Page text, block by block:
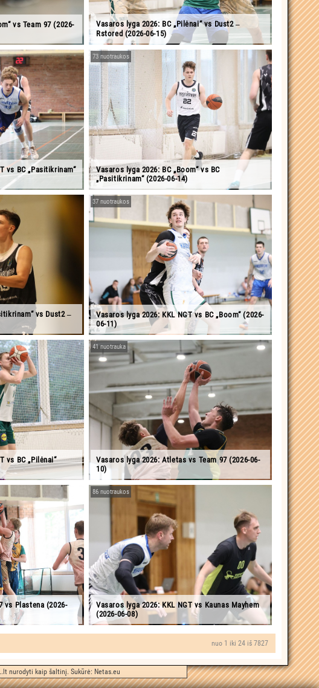
vs Team 97 (2026-
Vasaros lyga 2026: BC „Pilėnai“ vs Dust2 ‒
Rstored (2026-06-15)
vs BC „Pasitikrinam“
Vasaros lyga 2026: BC „Boom“ vs BC
„Pasitikrinam“ (2026-06-14)
73 nuotraukos
vs Dust2 ‒
Vasaros lyga 2026: KKL NGT vs BC „Boom“ (2026-
06-11)
37 nuotraukos
vs BC „Pilėnai“
Vasaros lyga 2026: Atletas vs Team 97 (2026-06-
10)
41 nuotrauka
vs Plastena (2026-
Vasaros lyga 2026: KKL NGT vs Kaunas Mayhem
(2026-06-08)
86 nuotraukos
nuo 1 iki 24 iš 7827
nurodyti kaip šaltinį. Sukūrė: Netas.eu